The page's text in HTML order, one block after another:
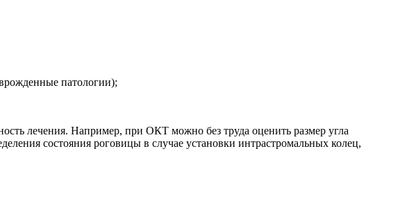
патологии);
лечения. Например, при ОКТ можно без труда оценить размер угла
состояния роговицы в случае установки интрастромальных колец,